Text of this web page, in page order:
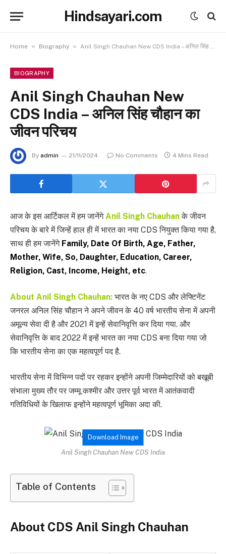
Hindsayari.com
Home » Biography » Anil Singh Chauhan New CDS India – अनिल सिंह चौहान का जीवन परिचय
BIOGRAPHY
Anil Singh Chauhan New
CDS India – अनिल सिंह चौहान का
जीवन परिचय
By admin 21/11/2024 No Comments 4 Mins Read
आज के इस आर्टिकल में हम जानेंगेAnil Singh Chauhan के जीवन
परिचय के बारे में जिन्हें हाल ही में भारत का नया CDS नियुक्त किया गया है,
साथ ही हम जानेंगे Family, Date Of Birth, Age, Father,
Mother, Wife, So, Daughter, Education, Career,
Religion, Cast, Income, Height, etc.
About Anil Singh Chauhan: भारत के नए CDS और लेफ्टिनेंट
जनरल अनिल सिंह चौहान ने अपने जीवन के 40 वर्ष भारतीय सेना में अपनी
अमूल्य सेवा दी है और 2021 में इन्हें सेवानिवृत्ति कर दिया गया. और
सेवानिवृत्ति के बाद 2022 में इन्हें भारत का नया CDS बना दिया गया जो
कि भारतीय सेना का एक महत्वपूर्ण पद है.
भारतीय सेना में विभिन्न पदों पर रहकर इन्होंने अपनी जिम्मेदारियों को बखूबी
संभाला मुख्य तौर पर जम्मू कश्मीर और उत्तर पूर्व भारत में आतंकवादी
गतिविधियों के खिलाफ इन्होंने महत्वपूर्ण भूमिका अदा की.
Download Image
Anil Singh Chauhan New CDS India
Table of Contents
About CDS Anil Singh Chauhan